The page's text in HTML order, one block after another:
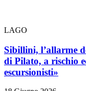
LAGO
Sibillini, l’allarme
di Pilato, a rischio
escursionisti»